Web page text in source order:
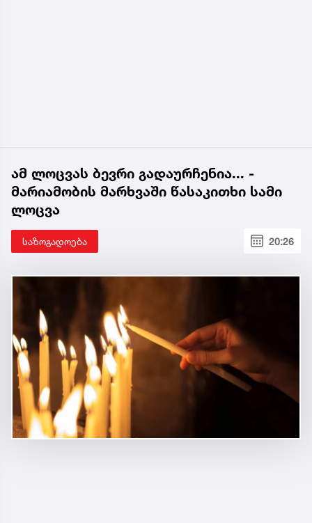
ამ ლოცვას ბევრი გადაურჩენია... -
მარიამობის მარხვაში წასაკითხი სამი
ლოცვა
საზოგადოება 20:26